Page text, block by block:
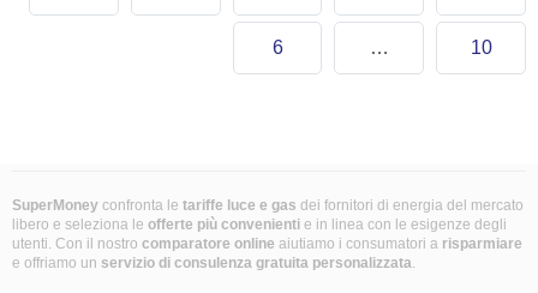
6 … 10
SuperMoney confronta le tariffe luce e gas dei fornitori di energia del mercato
libero e seleziona le offerte più convenienti e in linea con le esigenze degli
utenti. Con il nostro comparatore online aiutiamo i consumatori a risparmiare
e offriamo un servizio di consulenza gratuita personalizzata.